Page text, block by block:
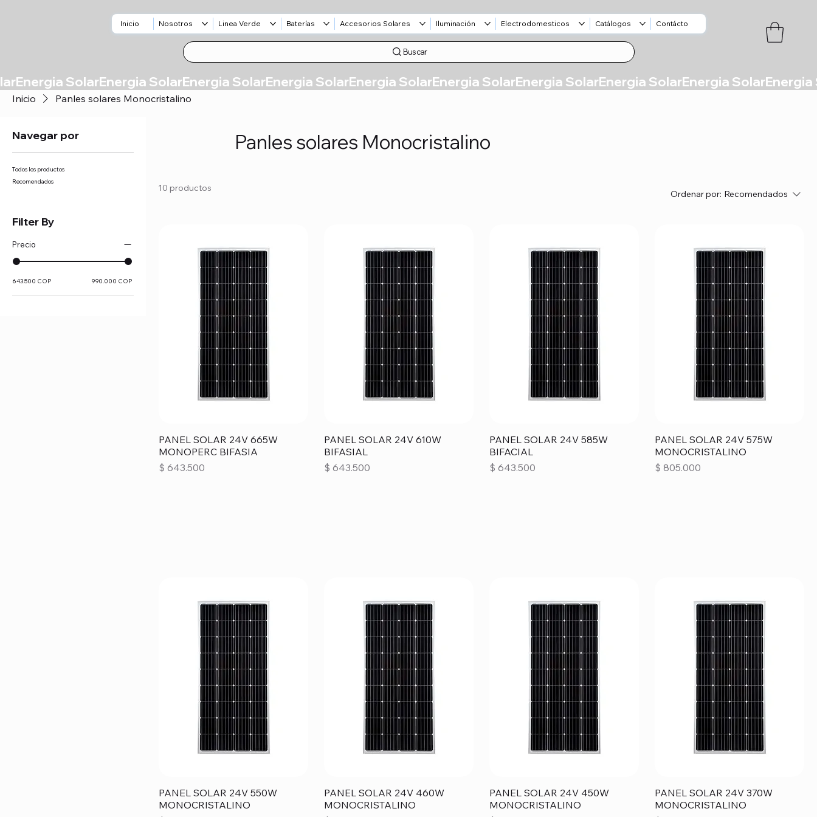
Inicio Nosotros Linea Verde Baterías Accesorios Solares Iluminación Electrodomesticos Catálogos Contácto
Buscar
Inicio Panles solares Monocristalino
Navegar por
Todos los productos
Recomendados
Filter By
Precio
643.500 COP 990.000 COP
Panles solares Monocristalino
10 productos
Ordenar por: Recomendados
PANEL SOLAR 24V 665W
MONOPERC BIFASIA
Precio
$ 643.500
PANEL SOLAR 24V 610W
BIFASIAL
Precio
$ 643.500
PANEL SOLAR 24V 585W
BIFACIAL
Precio
$ 643.500
PANEL SOLAR 24V 575W
MONOCRISTALINO
Precio
$ 805.000
PANEL SOLAR 24V 550W
MONOCRISTALINO
PANEL SOLAR 24V 460W
MONOCRISTALINO
PANEL SOLAR 24V 450W
MONOCRISTALINO
PANEL SOLAR 24V 370W
MONOCRISTALINO